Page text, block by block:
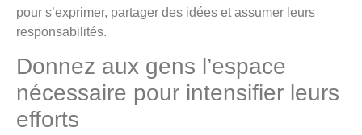
pour s’exprimer, partager des idées et assumer leurs
responsabilités.
Donnez aux gens l’espace
nécessaire pour intensifier leurs
efforts